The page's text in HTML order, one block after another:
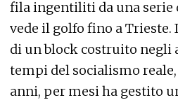
fila ingentiliti da una serie
vede il golfo fino a
di un block costruito negli
tempi del socialismo reale,
anni, per mesi ha gestito